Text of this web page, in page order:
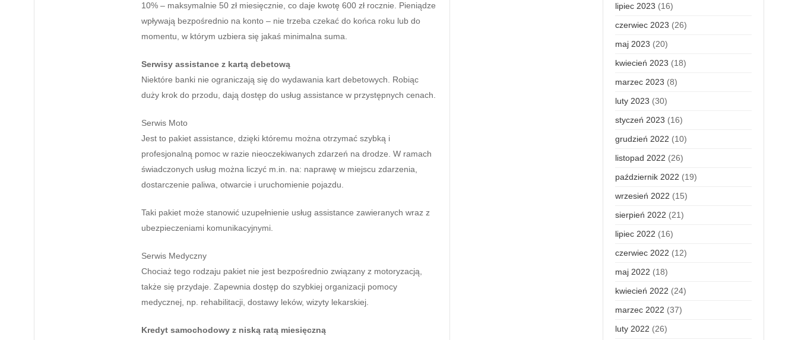
10% – maksymalnie 50 zł miesięcznie, co daje kwotę 600 zł rocznie. Pieniądze
wpływają bezpośrednio na konto – nie trzeba czekać do końca roku lub do
momentu, w którym uzbiera się jakaś minimalna suma.
Serwisy assistance z kartą debetową
Niektóre banki nie ograniczają się do wydawania kart debetowych. Robiąc
duży krok do przodu, dają dostęp do usług assistance w przystępnych cenach.
Serwis Moto
Jest to pakiet assistance, dzięki któremu można otrzymać szybką i
profesjonalną pomoc w razie nieoczekiwanych zdarzeń na drodze. W ramach
świadczonych usług można liczyć m.in. na: naprawę w miejscu zdarzenia,
dostarczenie paliwa, otwarcie i uruchomienie pojazdu.
Taki pakiet może stanowić uzupełnienie usług assistance zawieranych wraz z
ubezpieczeniami komunikacyjnymi.
Serwis Medyczny
Chociaż tego rodzaju pakiet nie jest bezpośrednio związany z motoryzacją,
także się przydaje. Zapewnia dostęp do szybkiej organizacji pomocy
medycznej, np. rehabilitacji, dostawy leków, wizyty lekarskiej.
Kredyt samochodowy z niską ratą miesięczną
lipiec 2023 (16)
czerwiec 2023 (26)
maj 2023 (20)
kwiecień 2023 (18)
marzec 2023 (8)
luty 2023 (30)
styczeń 2023 (16)
grudzień 2022 (10)
listopad 2022 (26)
październik 2022 (19)
wrzesień 2022 (15)
sierpień 2022 (21)
lipiec 2022 (16)
czerwiec 2022 (12)
maj 2022 (18)
kwiecień 2022 (24)
marzec 2022 (37)
luty 2022 (26)